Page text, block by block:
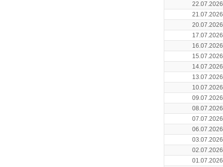
22.07.2026
21.07.2026
20.07.2026
17.07.2026
16.07.2026
15.07.2026
14.07.2026
13.07.2026
10.07.2026
09.07.2026
08.07.2026
07.07.2026
06.07.2026
03.07.2026
02.07.2026
01.07.2026